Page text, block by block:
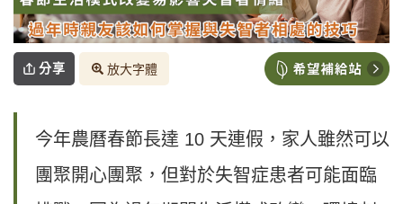
分享 放大字體
今年農曆春節長達 10 天連假，家人雖然可以
團聚開心團聚，但對於失智症患者可能面臨